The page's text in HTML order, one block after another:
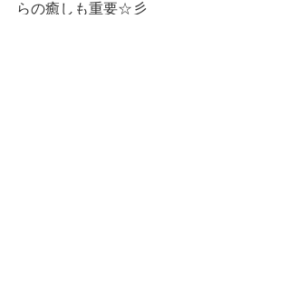
らの癒しも重要☆彡